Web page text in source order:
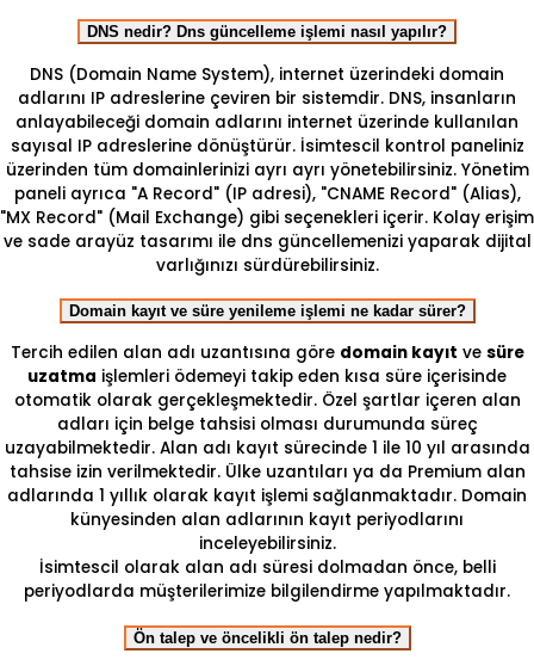
DNS nedir? Dns güncelleme işlemi nasıl yapılır?
DNS (Domain Name System), internet üzerindeki domain
adlarını IP adreslerine çeviren bir sistemdir. DNS, insanların
anlayabileceği domain adlarını internet üzerinde kullanılan
sayısal IP adreslerine dönüştürür. İsimtescil kontrol paneliniz
üzerinden tüm domainlerinizi ayrı ayrı yönetebilirsiniz. Yönetim
paneli ayrıca "A Record" (IP adresi), "CNAME Record" (Alias),
"MX Record" (Mail Exchange) gibi seçenekleri içerir. Kolay erişim
ve sade arayüz tasarımı ile dns güncellemenizi yaparak dijital
varlığınızı sürdürebilirsiniz.
Domain kayıt ve süre yenileme işlemi ne kadar sürer?
Tercih edilen alan adı uzantısına göre domain kayıt ve süre
uzatma işlemleri ödemeyi takip eden kısa süre içerisinde
otomatik olarak gerçekleşmektedir. Özel şartlar içeren alan
adları için belge tahsisi olması durumunda süreç
uzayabilmektedir. Alan adı kayıt sürecinde 1 ile 10 yıl arasında
tahsise izin verilmektedir. Ülke uzantıları ya da Premium alan
adlarında 1 yıllık olarak kayıt işlemi sağlanmaktadır. Domain
künyesinden alan adlarının kayıt periyodlarını
inceleyebilirsiniz.
İsimtescil olarak alan adı süresi dolmadan önce, belli
periyodlarda müşterilerimize bilgilendirme yapılmaktadır.
Ön talep ve öncelikli ön talep nedir?